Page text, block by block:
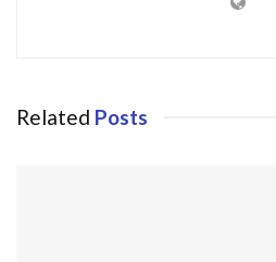
Related Posts